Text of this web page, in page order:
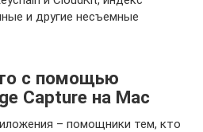
и другие несъемные
с помощью
Capture на Mac
– помощники тем, кто